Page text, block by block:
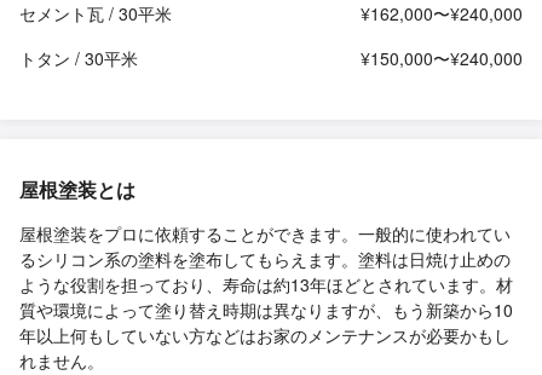
セメント瓦 / 30平米
¥162,000〜¥240,000
トタン / 30平米
¥150,000〜¥240,000
屋根塗装とは
屋根塗装をプロに依頼することができます。一般的に使われてい
るシリコン系の塗料を塗布してもらえます。塗料は日焼け止めの
ような役割を担っており、寿命は約13年ほどとされています。材
質や環境によって塗り替え時期は異なりますが、もう新築から10
年以上何もしていない方などはお家のメンテナンスが必要かもし
れません。